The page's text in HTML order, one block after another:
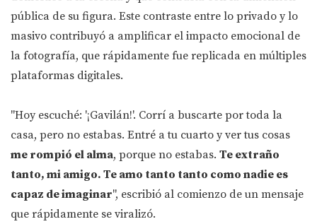
pública de su figura. Este contraste entre lo privado y lo
masivo contribuyó a amplificar el impacto emocional de
la fotografía, que rápidamente fue replicada en múltiples
plataformas digitales.
"Hoy escuché: '¡Gavilán!'. Corrí a buscarte por toda la
casa, pero no estabas. Entré a tu cuarto y ver tus cosas
me rompió el alma, porque no estabas. Te extraño
tanto, mi amigo. Te amo tanto tanto como nadie es
capaz de imaginar", escribió al comienzo de un mensaje
que rápidamente se viralizó.